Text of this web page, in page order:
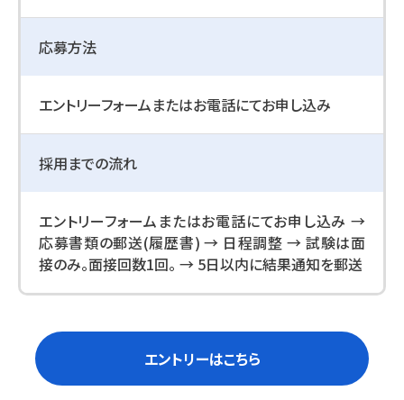
応募方法
エントリーフォームまたはお電話にてお申し込み
採用までの流れ
エントリーフォームまたはお電話にてお申し込み →
応募書類の郵送(履歴書) → 日程調整 → 試験は面
接のみ。面接回数1回。 → 5日以内に結果通知を郵送
エントリーはこちら